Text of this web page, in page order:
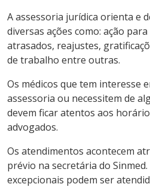
A assessoria jurídica orienta e
diversas ações como: ação
atrasados, reajustes,
de trabalho entre outras.
Os médicos que tem interesse
assessoria ou necessitem de
devem ficar atentos aos
advogados.
Os atendimentos acontecem
prévio na secretária do Sinmed.
excepcionais podem ser